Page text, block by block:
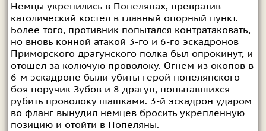
Немцы укрепились в Попелянах, превратив
католический костел в главный опорный пункт.
Более того, противник попытался контратаковать,
но вновь конной атакой 3-го и 6-го эскадронов
Приморского драгунского полка был опрокинут, и
отошел за колючую проволоку. Огнем из окопов в
6-м эскадроне были убиты герой попелянского
боя поручик Зубов и 8 драгун, попытавшихся
рубить проволоку шашками. 3-й эскадрон ударом
во фланг вынудил немцев бросить укрепленную
позицию и отойти в Попеляны.